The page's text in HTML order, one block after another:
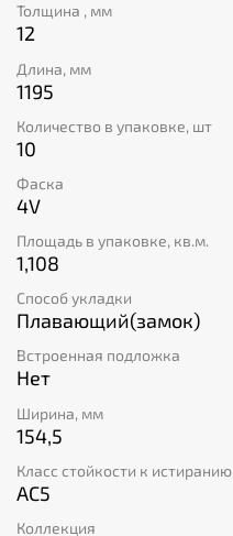
Толщина , мм
12
Длина, мм
1195
Количество в упаковке, шт
10
Фаска
4V
Площадь в упаковке, кв.м.
1,108
Способ укладки
Плавающий(замок)
Встроенная подложка
Нет
Ширина, мм
154,5
Класс стойкости к истиранию
AC5
Коллекция